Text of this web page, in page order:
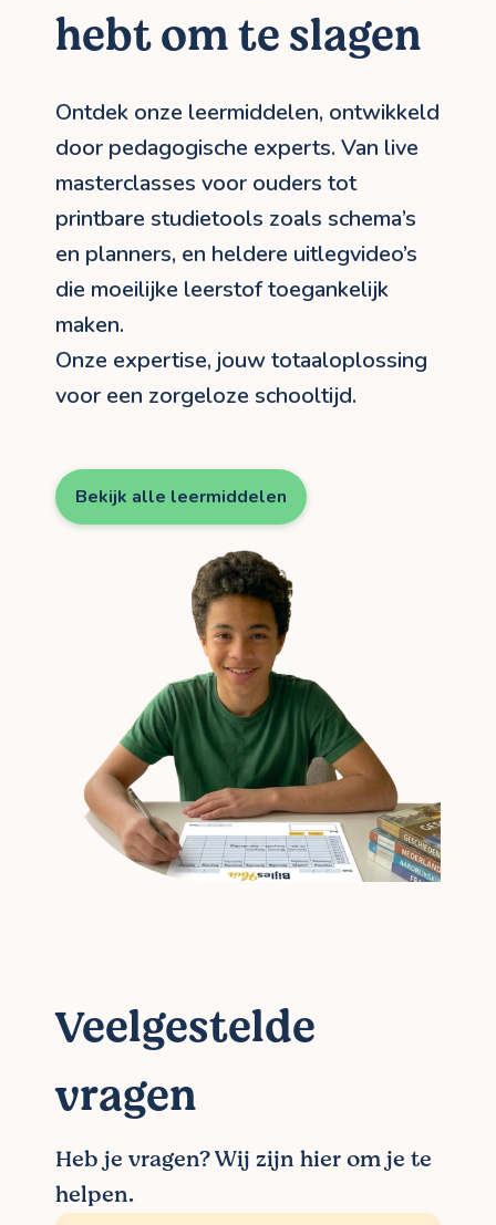
hebt om te slagen
Ontdek onze leermiddelen, ontwikkeld
door pedagogische experts. Van live
masterclasses voor ouders tot
printbare studietools zoals schema’s
en planners, en heldere uitlegvideo’s
die moeilijke leerstof toegankelijk
maken.
Onze expertise, jouw totaaloplossing
voor een zorgeloze schooltijd.
Bekijk alle leermiddelen
Veelgestelde
vragen
Heb je vragen? Wij zijn hier om je te
helpen.